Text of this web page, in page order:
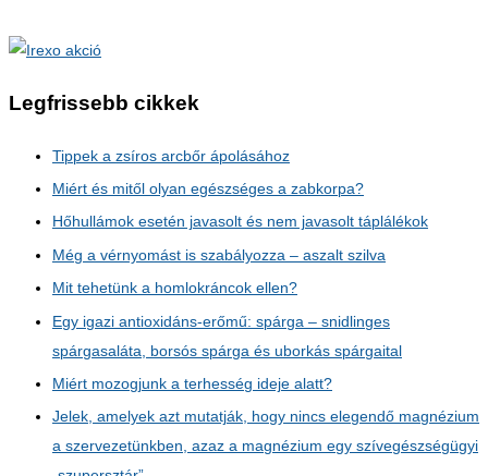
Legfrissebb cikkek
Tippek a zsíros arcbőr ápolásához
Miért és mitől olyan egészséges a zabkorpa?
Hőhullámok esetén javasolt és nem javasolt táplálékok
Még a vérnyomást is szabályozza – aszalt szilva
Mit tehetünk a homlokráncok ellen?
Egy igazi antioxidáns-erőmű: spárga – snidlinges
spárgasaláta, borsós spárga és uborkás spárgaital
Miért mozogjunk a terhesség ideje alatt?
Jelek, amelyek azt mutatják, hogy nincs elegendő magnézium
a szervezetünkben, azaz a magnézium egy szívegészségügyi